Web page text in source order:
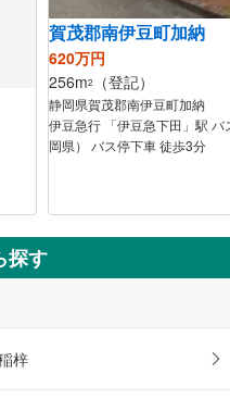
賀茂郡南伊豆町加納
620万円
256m2 （登記）
静岡県賀茂郡南伊豆町加納
伊豆急行 「伊豆急下田」駅
岡県） バス停下車 徒歩3分
探す
梓